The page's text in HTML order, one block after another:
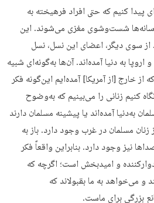
کنیم که حتی افراد فرهیخته به
شست‌وشوی مغزی می‌شوند. این
از سوی دیگر، اعضای این نسل، نسل
به دنیا آمده‌اند. آن‌ها به‌گونه‌ای شبيه
از خارج [از آمريكا] آمده‌ايم این‌گونه فکر
کنیم زنانی را می‌بینیم که به‌وضوح
آمده‌اند یا پیشینه مسلمان دارند
مسلمان در غرب وجود دارد. باز به
نیز وجود دارد. بنابراین واقعاً فکر
و امید‌بخش است؛ اگرچه که
و می‌خواهد به ما بقبولاند که
بزرگی برای ماست.